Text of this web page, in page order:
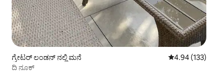
ಗ್ರೇಟರ್ ಲಂಡನ್ ನಲ್ಲಿ ಮನೆ 5 ರಲ್ಲಿ 4.94
4.94 (133)
ದಿ ನೂಕ್